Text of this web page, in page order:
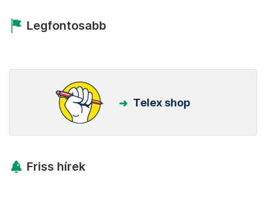
Legfontosabb
Telex shop
Friss hírek